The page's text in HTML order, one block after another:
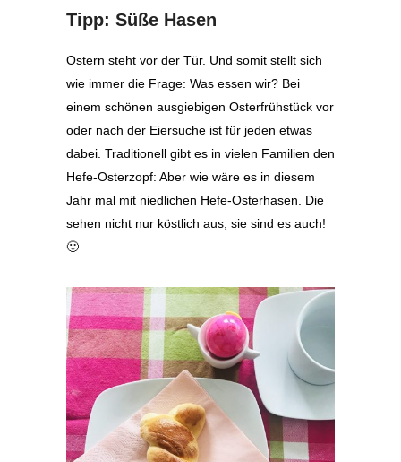
Tipp: Süße Hasen
Ostern steht vor der Tür. Und somit stellt sich
wie immer die Frage: Was essen wir? Bei
einem schönen ausgiebigen Osterfrühstück vor
oder nach der Eiersuche ist für jeden etwas
dabei. Traditionell gibt es in vielen Familien den
Hefe-Osterzopf: Aber wie wäre es in diesem
Jahr mal mit niedlichen Hefe-Osterhasen. Die
sehen nicht nur köstlich aus, sie sind es auch!
🙂